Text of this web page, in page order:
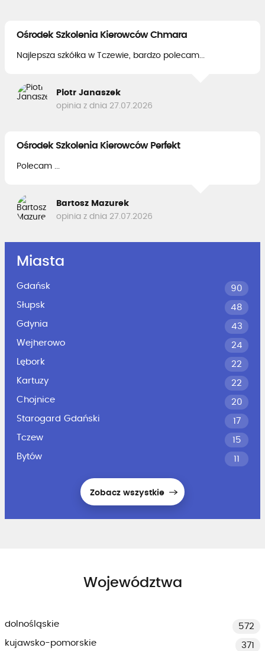
Ośrodek Szkolenia Kierowców Chmara
Najlepsza szkółka w Tczewie, bardzo polecam...
Piotr Janaszek
opinia z dnia 27.07.2026
Ośrodek Szkolenia Kierowców Perfekt
Polecam ...
Bartosz Mazurek
opinia z dnia 27.07.2026
Miasta
Gdańsk
90
Słupsk
48
Gdynia
43
Wejherowo
24
Lębork
22
Kartuzy
22
Chojnice
20
Starogard Gdański
17
Tczew
15
Bytów
11
Zobacz wszystkie
Województwa
dolnośląskie
572
kujawsko-pomorskie
371